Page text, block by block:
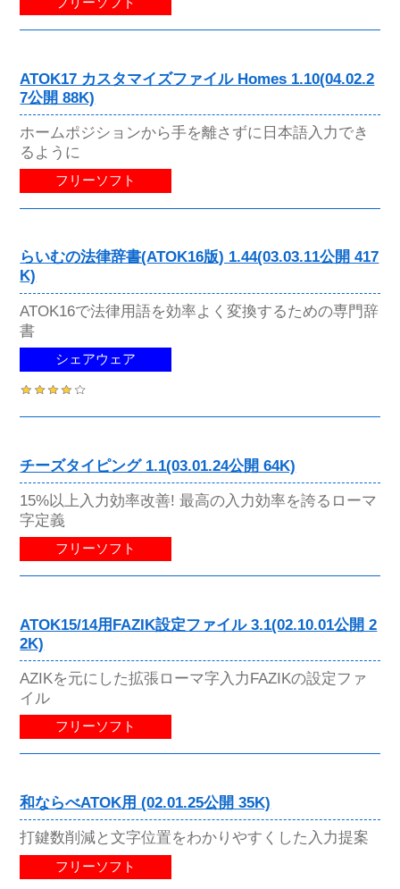
ATOK17 カスタマイズファイル Homes 1.10(04.02.2
7公開 88K)
ホームポジションから手を離さずに日本語入力でき
るように
フリーソフト
らいむの法律辞書(ATOK16版) 1.44(03.03.11公開 417
K)
ATOK16で法律用語を効率よく変換するための専門辞
書
シェアウェア
チーズタイピング 1.1(03.01.24公開 64K)
15%以上入力効率改善! 最高の入力効率を誇るローマ
字定義
フリーソフト
ATOK15/14用FAZIK設定ファイル 3.1(02.10.01公開 2
2K)
AZIKを元にした拡張ローマ字入力FAZIKの設定ファ
イル
フリーソフト
和ならべATOK用 (02.01.25公開 35K)
打鍵数削減と文字位置をわかりやすくした入力提案
フリーソフト